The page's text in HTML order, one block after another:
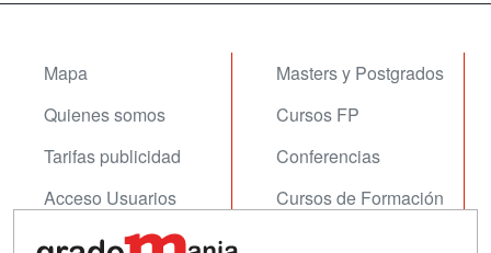
Mapa
Quienes somos
Tarifas publicidad
Acceso Usuarios
Acceso Centros
Masters y Postgrados
Cursos FP
Conferencias
Cursos de Formación